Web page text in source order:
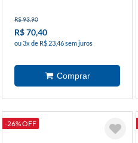
R$ 93,90
R$ 70,40
ou 3x de R$ 23,46 sem juros
-26% OFF